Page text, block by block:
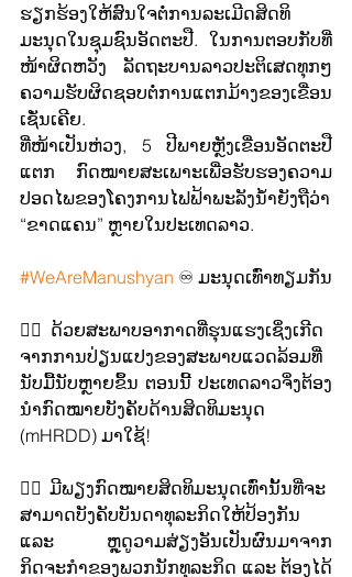
ຮຽກຮ້ອງໃຫ້ສົນໃຈຕໍ່ການລະເມີດສິດທິ
ມະນຸດໃນຊຸມຊົນອັດຕະປື. ໃນການຕອບກັບທີ່
ໜ້າຜິດຫວັງ ລັດຖະບານລາວປະຕິເສດທຸກໆ
ຄວາມຮັບຜິດຊອບຕໍ່ການແຕກມ້າງຂອງເຂື່ອນ
ເຊັ່ນເຄີຍ.
ທີ່ໜ້າເປັນຫ່ວງ, 5 ປີພາຍຫຼັງເຂື່ອນອັດຕະປື
ແຕກ ກົດໝາຍສະເພາະເພື່ອຮັບຮອງຄວາມ
ປອດໄພຂອງໂຄງການໄຟຟ້າພະລັງນ້ຳຍັງຖືວ່າ
“ຂາດແຄນ” ຫຼາຍໃນປະເທດລາວ.
#WeAreManushyan ♾️ ມະນຸດເທົ່າທຽມກັນ
✊🏼ດ້ວຍສະພາບອາກາດທີ່ຮຸນແຮງເຊິ່ງເກີດ
ຈາກການປ່ຽນແປງຂອງສະພາບແວດລ້ອມທີ່
ນັບມື້ນັບຫຼາຍຂຶ້ນ ຕອນນີ້ ປະເທດລາວຈິ່ງຕ້ອງ
ນຳກົດໝາຍບັງຄັບດ້ານສິດທິມະນຸດ
(mHRDD) ມາໃຊ້!
✊🏼ມີພຽງກົດໝາຍສິດທິມະນຸດເທົ່ານັ້ນທີ່ຈະ
ສາມາດບັງຄັບບັນດາທຸລະກິດໃຫ້ປ້ອງກັນ
ແລະ ຫຼຸດູວາມສ່ຽງອັນເປັນຜົນມາຈາກ
ກິດຈະກຳຂອງພວກນັກທຸລະກິດ ແລະ ຕ້ອງໄດ້